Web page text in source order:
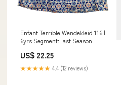
Enfant Terrible Wendekleid 116 |
6yrs Segment:Last Season
US$ 22.25
★★★★★ 4.4 (12 reviews)